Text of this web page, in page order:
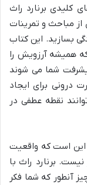
کلیدی برنارد راث
از مباحث و تمرینات
بسازید. این کتاب
که همیشه آرزویش را
شما می شوند
درونی برای ایجاد
نقطه عطفی در
این است که واقعیت
برنارد راث با
آنطور که شما فکر